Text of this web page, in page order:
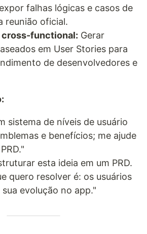
falhas lógicas e casos de
reunião oficial.
cross-functional: Gerar
em User Stories para
de desenvolvedores e
sistema de níveis de usuário
e benefícios; me ajude
esta ideia em um PRD.
quero resolver é: os usuários
evolução no app."